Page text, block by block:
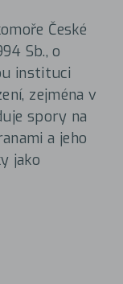
České
Sb., o
instituci
zejména v
spory na
a jeho
jako